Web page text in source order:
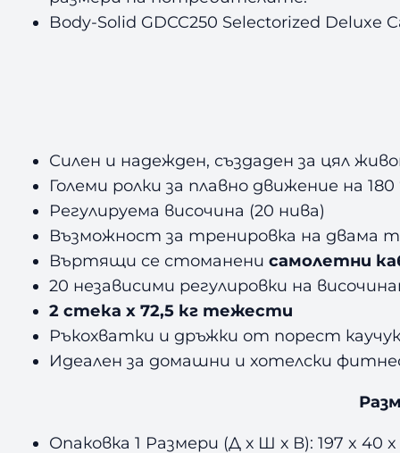
Body-Solid GDCC250 Selectorized
Силен и надежден, създаден за цял
Големи ролки за плавно движение на 180
Регулируема височина (20 нива)
Възможност за тренировка на двама
Въртящи се стоманенисамолетни
20 независими регулировки на
2 стека х 72,5 кг тежести
Ръкохватки и дръжки от порест
Идеален за домашни и хотелски
Опаковка 1 Размери (Д х Ш х В): 197 x 40 x